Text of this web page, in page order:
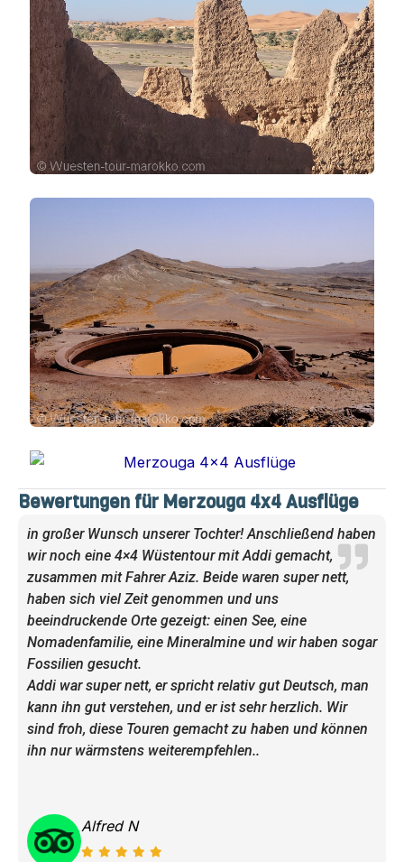
Bewertungen für Merzouga 4x4 Ausflüge
in großer Wunsch unserer Tochter! Anschließend haben
wir noch eine 4×4 Wüstentour mit Addi gemacht,
zusammen mit Fahrer Aziz. Beide waren super nett,
haben sich viel Zeit genommen und uns
beeindruckende Orte gezeigt: einen See, eine
Nomadenfamilie, eine Mineralmine und wir haben sogar
Fossilien gesucht.
​Addi war super nett, er spricht relativ gut Deutsch, man
kann ihn gut verstehen, und er ist sehr herzlich. Wir
sind froh, diese Touren gemacht zu haben und können
ihn nur wärmstens weiterempfehlen..
Alfred N